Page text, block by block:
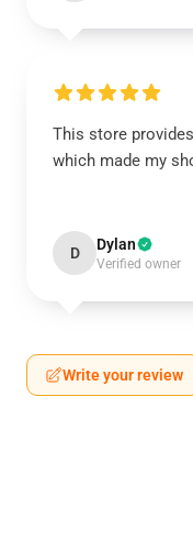
This store
which made my
D Dylan
Verified owner
Write your review